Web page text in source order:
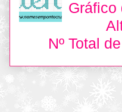
Nº Total de